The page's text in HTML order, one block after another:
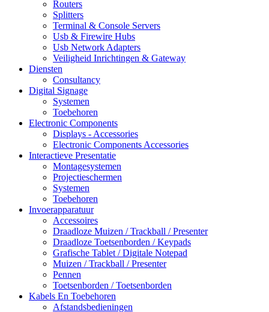
Routers
Splitters
Terminal & Console Servers
Usb & Firewire Hubs
Usb Network Adapters
Veiligheid Inrichtingen & Gateway
Diensten
Consultancy
Digital Signage
Systemen
Toebehoren
Electronic Components
Displays - Accessories
Electronic Components Accessories
Interactieve Presentatie
Montagesystemen
Projectieschermen
Systemen
Toebehoren
Invoerapparatuur
Accessoires
Draadloze Muizen / Trackball / Presenter
Draadloze Toetsenborden / Keypads
Grafische Tablet / Digitale Notepad
Muizen / Trackball / Presenter
Pennen
Toetsenborden / Toetsenborden
Kabels En Toebehoren
Afstandsbedieningen